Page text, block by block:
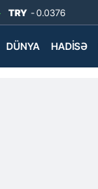
TRY - 0.0376
DÜNYA HADISƏ